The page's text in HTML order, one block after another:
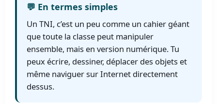
💬 En termes simples
Un TNI, c’est un peu comme un cahier géant
que toute la classe peut manipuler
ensemble, mais en version numérique. Tu
peux écrire, dessiner, déplacer des objets et
même naviguer sur Internet directement
dessus.